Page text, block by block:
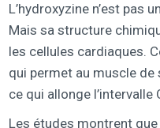
L’hydroxyzine n’est pas
Mais sa structure
les cellules cardiaques.
qui permet au muscle de
ce qui allonge l’intervalle
Les études montrent